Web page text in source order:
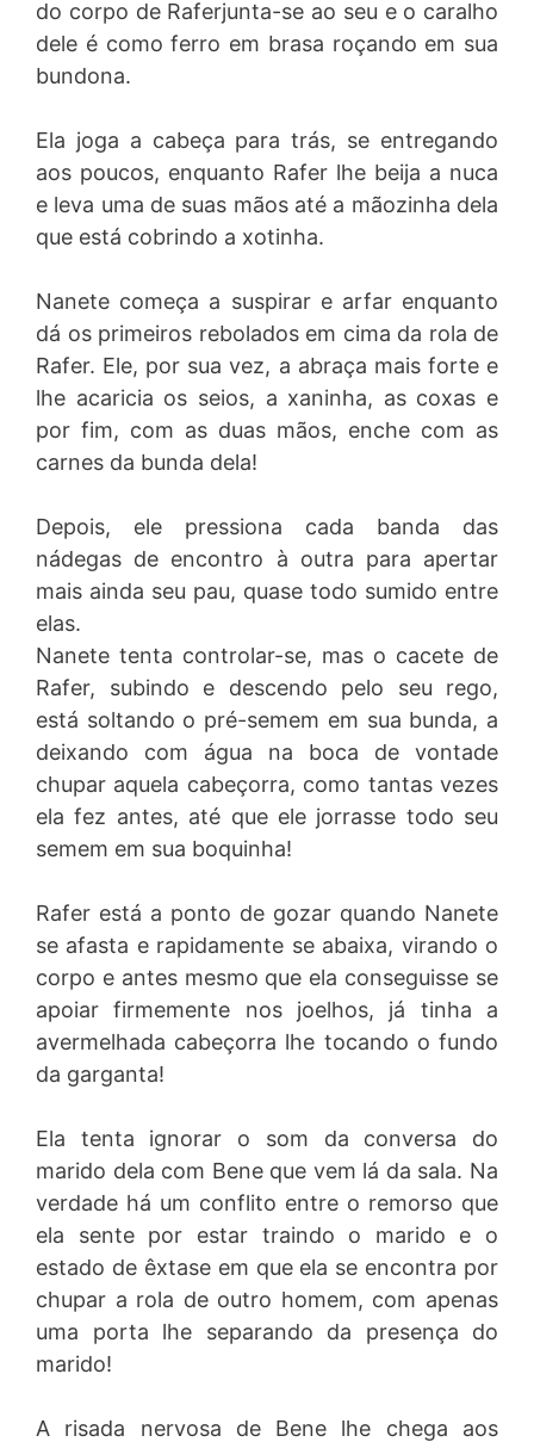
do corpo de Raferjunta-se ao seu e o caralho
dele é como ferro em brasa roçando em sua
bundona.
Ela joga a cabeça para trás, se entregando
aos poucos, enquanto Rafer lhe beija a nuca
e leva uma de suas mãos até a mãozinha dela
que está cobrindo a xotinha.
Nanete começa a suspirar e arfar enquanto
dá os primeiros rebolados em cima da rola de
Rafer. Ele, por sua vez, a abraça mais forte e
lhe acaricia os seios, a xaninha, as coxas e
por fim, com as duas mãos, enche com as
carnes da bunda dela!
Depois, ele pressiona cada banda das
nádegas de encontro à outra para apertar
mais ainda seu pau, quase todo sumido entre
elas.
Nanete tenta controlar-se, mas o cacete de
Rafer, subindo e descendo pelo seu rego,
está soltando o pré-semem em sua bunda, a
deixando com água na boca de vontade
chupar aquela cabeçorra, como tantas vezes
ela fez antes, até que ele jorrasse todo seu
semem em sua boquinha!
Rafer está a ponto de gozar quando Nanete
se afasta e rapidamente se abaixa, virando o
corpo e antes mesmo que ela conseguisse se
apoiar firmemente nos joelhos, já tinha a
avermelhada cabeçorra lhe tocando o fundo
da garganta!
Ela tenta ignorar o som da conversa do
marido dela com Bene que vem lá da sala. Na
verdade há um conflito entre o remorso que
ela sente por estar traindo o marido e o
estado de êxtase em que ela se encontra por
chupar a rola de outro homem, com apenas
uma porta lhe separando da presença do
marido!
A risada nervosa de Bene lhe chega aos